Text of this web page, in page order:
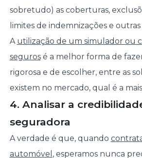
sobretudo) as coberturas,
limites de indemnizações e
A utilização de um simulador ou
segurosé a melhor forma de
rigorosa e de escolher, entre as
existem no mercado, qual é a
4. Analisar a
seguradora
A verdade é que, quando
automóvel , esperamos nunca